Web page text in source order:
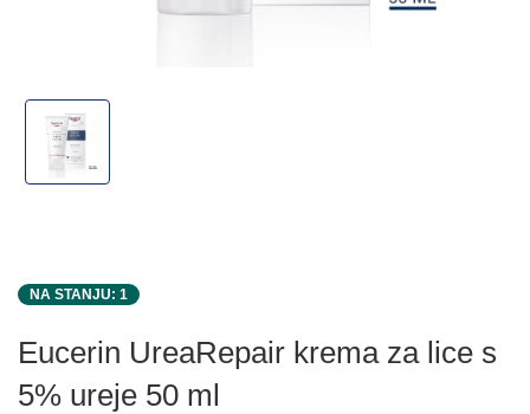
NA STANJU: 1
Eucerin UreaRepair krema za lice s
5% ureje 50 ml